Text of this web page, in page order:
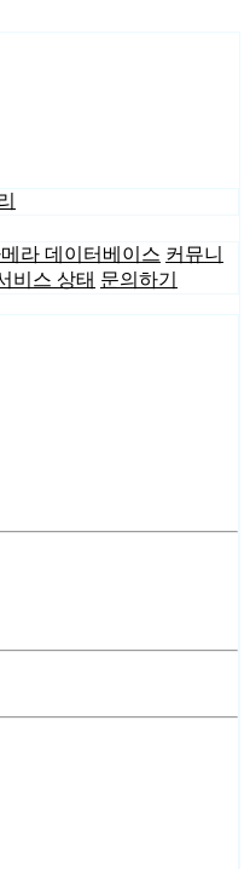
라 데이터베이스 커뮤니
비스 상태 문의하기